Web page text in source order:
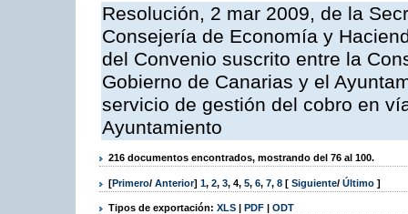
Resolución, 2 mar 2009, de la
Consejería de Economía y
del Convenio suscrito entre la
Gobierno de Canarias y el
servicio de gestión del cobro en
Ayuntamiento
216 documentos encontrados, mostrando del 76 al 100.
[Primero/ Anterior] 1, 2, 3, 4, 5, 6, 7, 8 [ Siguiente/ Último ]
Tipos de exportación: XLS | PDF | ODT